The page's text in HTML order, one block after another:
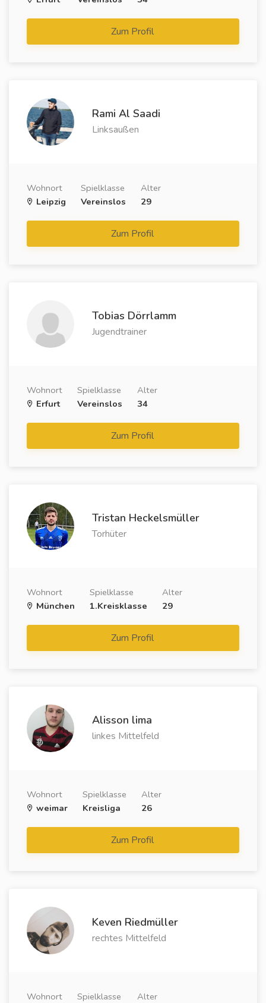
Zum Profil
Rami Al Saadi
Linksaußen
Wohnort
Leipzig
Spielklasse
Vereinslos
Alter
29
Zum Profil
Tobias Dörrlamm
Jugendtrainer
Wohnort
Erfurt
Spielklasse
Vereinslos
Alter
34
Zum Profil
Tristan Heckelsmüller
Torhüter
Wohnort
München
Spielklasse
1.Kreisklasse
Alter
29
Zum Profil
Alisson lima
linkes Mittelfeld
Wohnort
weimar
Spielklasse
Kreisliga
Alter
26
Zum Profil
Keven Riedmüller
rechtes Mittelfeld
Wohnort
Spielklasse
Alter